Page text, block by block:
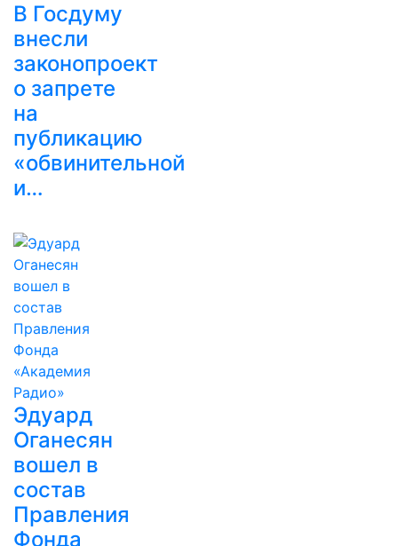
В Госдуму
внесли
законопроект
о запрете
на
публикацию
«обвинительной
и…
Эдуард
Оганесян
вошел в
состав
Правления
Фонда